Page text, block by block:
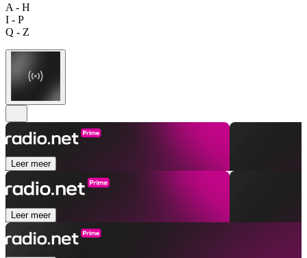
A - H
I - P
Q - Z
Leer meer
Leer meer